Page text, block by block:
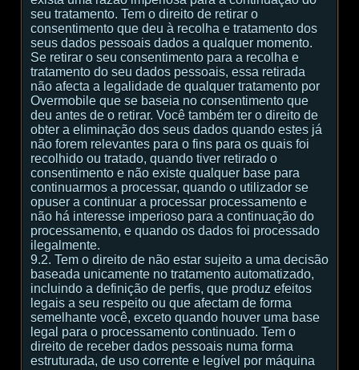
seu tratamento. Tem o direito de retirar o
consentimento que deu à recolha e tratamento dos
seus dados pessoais dados a qualquer momento.
Se retirar o seu consentimento para a recolha e
tratamento do seu dados pessoais, essa retirada
não afecta a legalidade de qualquer tratamento por
Overmobile que se baseia no consentimento que
deu antes de o retirar. Você também ter o direito de
obter a eliminação dos seus dados quando estes já
não forem relevantes para o fins para os quais foi
recolhido ou tratado, quando tiver retirado o
consentimento e não existe qualquer base para
continuarmos a processar, quando o utilizador se
opuser a continuar a processar processamento e
não há interesse imperioso para a continuação do
processamento, e quando os dados foi processado
ilegalmente.
9.2. Tem o direito de não estar sujeito a uma decisão
baseada unicamente no tratamento automatizado,
incluindo a definição de perfis, que produz efeitos
legais a seu respeito ou que afectam de forma
semelhante você, exceto quando houver uma base
legal para o processamento continuado. Tem o
direito de receber dados pessoais numa forma
estruturada, de uso corrente e legível por máquina